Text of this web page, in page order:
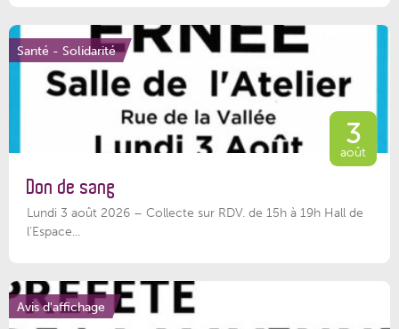
Santé - Solidarité
3
août
Don de sang
Lundi 3 août 2026 – Collecte sur RDV. de 15h à 19h Hall de
l'Espace...
Avis d'affichage